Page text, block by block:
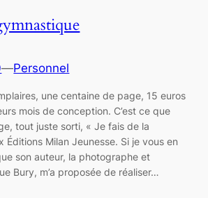
—Personnel
une centaine de page, 15 euros
mois de conception. C’est ce que
tout juste sorti, « Je fais de la
Éditions Milan Jeunesse. Si je vous en
son auteur, la photographe et
Bury, m’a proposée de réaliser…